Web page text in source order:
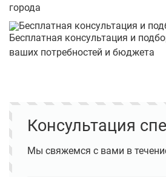
города
Бесплатная консультация и
ваших потребностей и бюджета
Консультация
Мы свяжемся с вами в